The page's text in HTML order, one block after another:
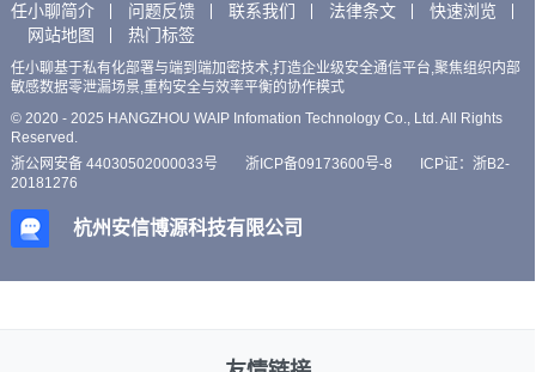
任小聊简介 问题反馈 联系我们 法律条文
快速浏览
网站地图
热门标签
任小聊基于私有化部署与端到端加密技术,打造企业级安全通信平台,聚焦组织内部
敏感数据零泄漏场景,重构安全与效率平衡的协作模式
© 2020 - 2025 HANGZHOU WAIP Infomation Technology Co., Ltd. All Rights
Reserved.
浙公网安备 44030502000033号
浙ICP备09173600号-8
ICP证：浙B2-
20181276
杭州安信博源科技有限公司